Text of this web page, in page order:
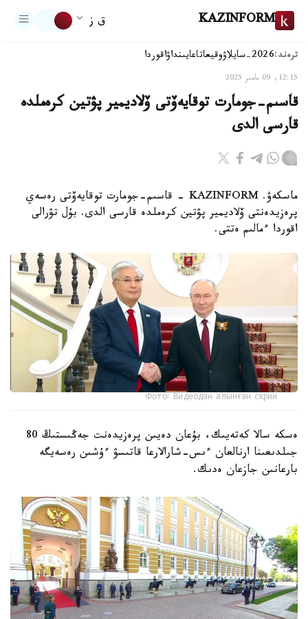
KAZINFORM ق ز
ترەند:2026-سايلاۋ وقيعاتاعايىنداۋاقوردا
12:15, 09 مامىر 2025
قاسىم-جومارت توقايەۆتى ۆلاديمير پۋتين كرەملدە
قارسى الدى
ماسكەۋ. KAZINFORM - قاسىم-جومارت توقايەۆتى رەسەي
پرەزيدەنتى ۆلاديمير پۋتين كرەملدە قارسى الدى. بۇل تۋرالى
اقوردا ءمالىم ەتتى.
Фото: Видеодан алынған скрин
ەسكە سالا كەتەيىك، بۇعان دەيىن پرەزيدەنت جەڭىستىڭ 80
جىلدىعىنا ارنالعان ءىس-شارالارعا قاتىسۋ ءۇشىن رەسەيگە
بارعانىن جازعان ەدىك.